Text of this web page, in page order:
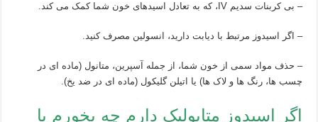
– بی کربنات سدیم IV، که به تعادل اسیدهای خون شما کمک می کند.
– اگر اسیدوز مرتبط با دیابت دارید، انسولین مصرف کنید.
– حذف مواد سمی از خون شما، از جمله آسپرین، متانول (ماده ای در
چسب ها، رنگ ها و لاک ها) یا اتیلن گلیکول (ماده ای در ضد یخ).
اگر اسیدوز متابولیک دارم چه بخورم یا